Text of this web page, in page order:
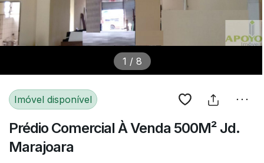
1 / 8
Imóvel disponível
Prédio Comercial À Venda 500M² Jd.
Marajoara